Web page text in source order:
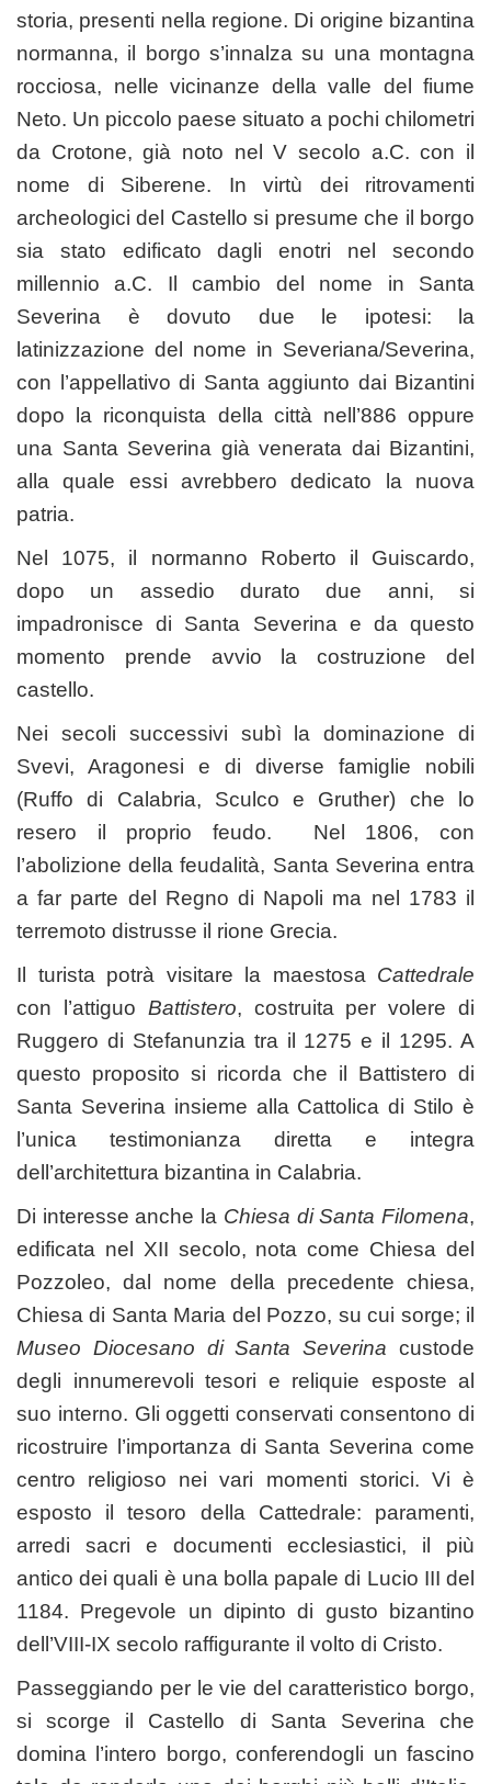
storia, presenti nella regione. Di origine bizantina
normanna, il borgo s’innalza su una montagna
rocciosa, nelle vicinanze della valle del fiume
Neto. Un piccolo paese situato a pochi chilometri
da Crotone, già noto nel V secolo a.C. con il
nome di Siberene. In virtù dei ritrovamenti
archeologici del Castello si presume che il borgo
sia stato edificato dagli enotri nel secondo
millennio a.C. Il cambio del nome in Santa
Severina è dovuto due le ipotesi: la
latinizzazione del nome in Severiana/Severina,
con l’appellativo di Santa aggiunto dai Bizantini
dopo la riconquista della città nell’886 oppure
una Santa Severina già venerata dai Bizantini,
alla quale essi avrebbero dedicato la nuova
patria.
Nel 1075, il normanno Roberto il Guiscardo,
dopo un assedio durato due anni, si
impadronisce di Santa Severina e da questo
momento prende avvio la costruzione del
castello.
Nei secoli successivi subì la dominazione di
Svevi, Aragonesi e di diverse famiglie nobili
(Ruffo di Calabria, Sculco e Gruther) che lo
resero il proprio feudo. Nel 1806, con
l’abolizione della feudalità, Santa Severina entra
a far parte del Regno di Napoli ma nel 1783 il
terremoto distrusse il rione Grecia.
Il turista potrà visitare la maestosa Cattedrale
con l’attiguo Battistero, costruita per volere di
Ruggero di Stefanunzia tra il 1275 e il 1295. A
questo proposito si ricorda che il Battistero di
Santa Severina insieme alla Cattolica di Stilo è
l’unica testimonianza diretta e integra
dell’architettura bizantina in Calabria.
Di interesse anche la Chiesa di Santa Filomena,
edificata nel XII secolo, nota come Chiesa del
Pozzoleo, dal nome della precedente chiesa,
Chiesa di Santa Maria del Pozzo, su cui sorge; il
Museo Diocesano di Santa Severina custode
degli innumerevoli tesori e reliquie esposte al
suo interno. Gli oggetti conservati consentono di
ricostruire l’importanza di Santa Severina come
centro religioso nei vari momenti storici. Vi è
esposto il tesoro della Cattedrale: paramenti,
arredi sacri e documenti ecclesiastici, il più
antico dei quali è una bolla papale di Lucio III del
1184. Pregevole un dipinto di gusto bizantino
dell’VIII-IX secolo raffigurante il volto di Cristo.
Passeggiando per le vie del caratteristico borgo,
si scorge il Castello di Santa Severina che
domina l’intero borgo, conferendogli un fascino